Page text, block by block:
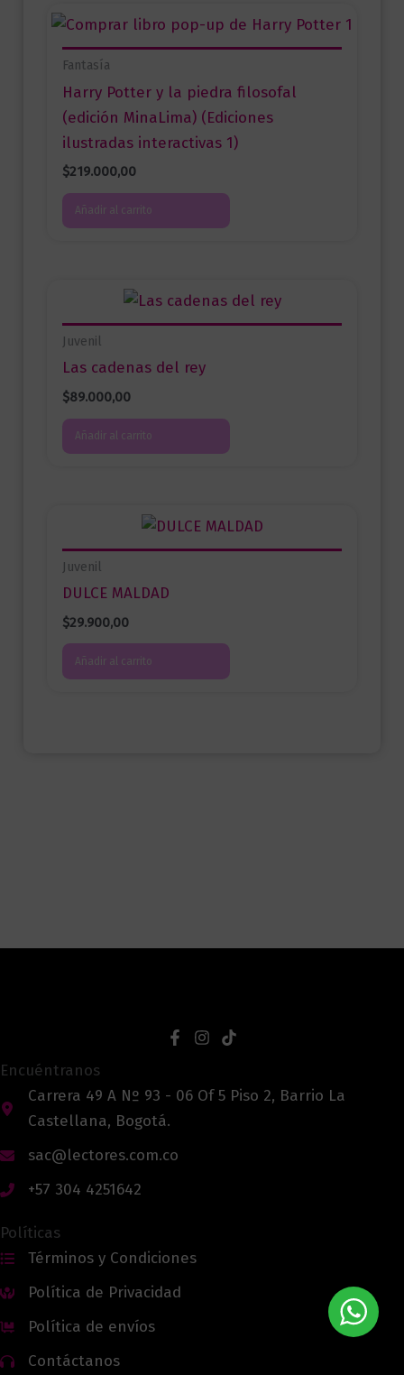
Fantasía
Harry Potter y la piedra filosofal
(edición MinaLima) (Ediciones
ilustradas interactivas 1)
$219.000,00
Añadir al carrito
Juvenil
Las cadenas del rey
$89.000,00
Añadir al carrito
Juvenil
DULCE MALDAD
$29.900,00
Añadir al carrito
Encuéntranos
Carrera 49 A Nº 93 - 06 Of 5 Piso 2, Barrio La
Castellana, Bogotá.
sac@lectores.com.co
+57 304 4251642
Políticas
Términos y Condiciones
Política de Privacidad
Política de envíos
Contáctanos